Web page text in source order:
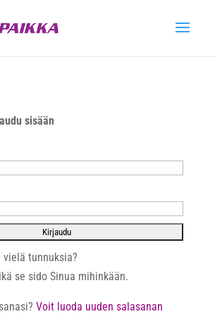
sisään
vielä tunnuksia?
se sido Sinua mihinkään.
Voit luoda uuden salasanan